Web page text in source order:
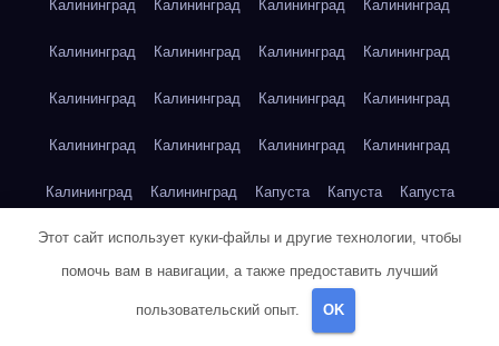
Калининград Калининград Калининград Калининград
Калининград Калининград Калининград Калининград
Калининград Калининград Калининград Калининград
Калининград Калининград Калининград Калининград
Калининград Калининград Капуста Капуста Капуста
Капуста Капуста Капуста Капуста Капуста Капуста
Картофель
Картофель Картофель
Этот сайт использует куки-файлы и другие технологии, чтобы
помочь вам в навигации, а также предоставить лучший
пользовательский опыт. OK